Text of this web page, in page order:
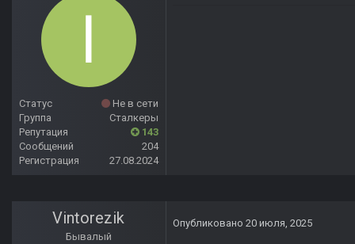
Статус
Не в сети
Группа
Сталкеры
Репутация
143
Сообщений
204
Регистрация
27.08.2024
Vintorezik
Бывалый
Опубликовано 20 июля, 2025